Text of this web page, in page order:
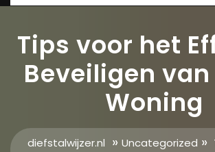
Tips voor het
Beveiligen
Woning
diefstalwijzer.nl » Uncategorized »